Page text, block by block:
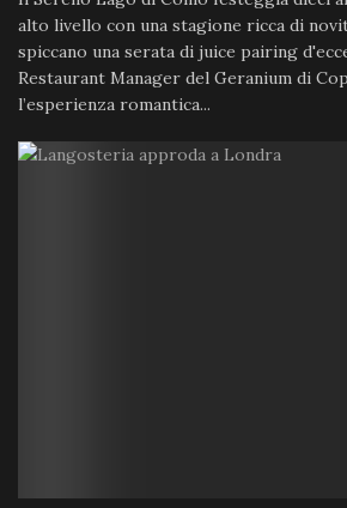
alto livello con una stagione ricca di
spiccano una serata di juice pairing
Restaurant Manager del Geranium di
l’esperienza romantica...